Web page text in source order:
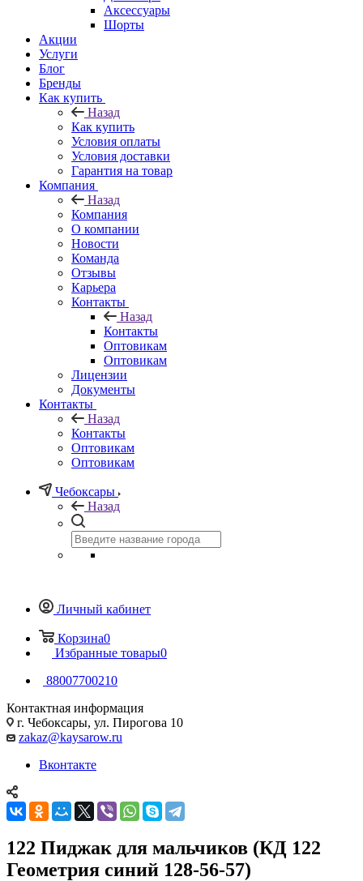
Аксессуары
Шорты
Акции
Услуги
Блог
Бренды
Как купить
Назад
Как купить
Условия оплаты
Условия доставки
Гарантия на товар
Компания
Назад
Компания
О компании
Новости
Команда
Отзывы
Карьера
Контакты
Назад
Контакты
Оптовикам
Оптовикам
Лицензии
Документы
Контакты
Назад
Контакты
Оптовикам
Оптовикам
Чебоксары
Назад
Личный кабинет
Корзина0
Избранные товары0
88007700210
Контактная информация
г. Чебоксары, ул. Пирогова 10
zakaz@kaysarow.ru
Вконтакте
122 Пиджак для мальчиков (КД 122
Геометрия синий 128-56-57)